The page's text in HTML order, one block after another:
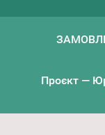
Проєкт —